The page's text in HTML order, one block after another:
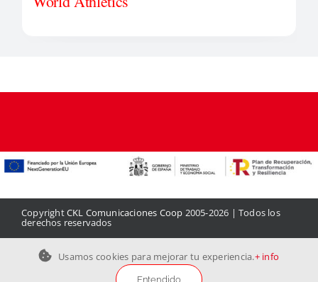
CopyrightCKL Comunicaciones Coop 2005-2026 | Todos los
derechos reservados
Aviso legal|Política de privacidad|Política de cookies|
ContactoUsamos cookies para mejorar tu experiencia.+ info
Entendido